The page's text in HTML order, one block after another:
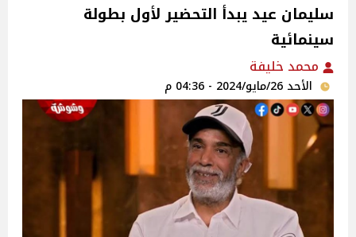
سليمان عيد يبدأ التحضير لأول بطولة
سينمائية
محمد خليفة
الأحد 26/مايو/2024 - 04:36 م